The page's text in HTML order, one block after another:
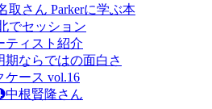
取さん Parkerに学ぶ本
でセッション
ィスト紹介
ならではの面白さ
ケース vol.16
根賢隆さん